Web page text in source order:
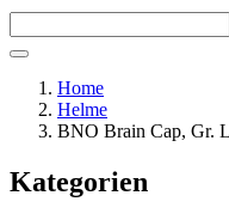
Home
Helme
BNO Brain Cap, Gr. L
Kategorien